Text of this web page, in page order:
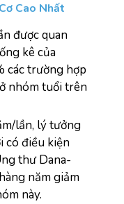
Cao Nhất
được quan
kê của
các trường hợp
nhóm tuổi trên
lần, lý tưởng
có điều kiện
thư Dana-
năm giảm
này.